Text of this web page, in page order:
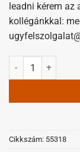
leadni kérem az
kollégánkkal:
Dia-Wellness
Cikkszám: 55318